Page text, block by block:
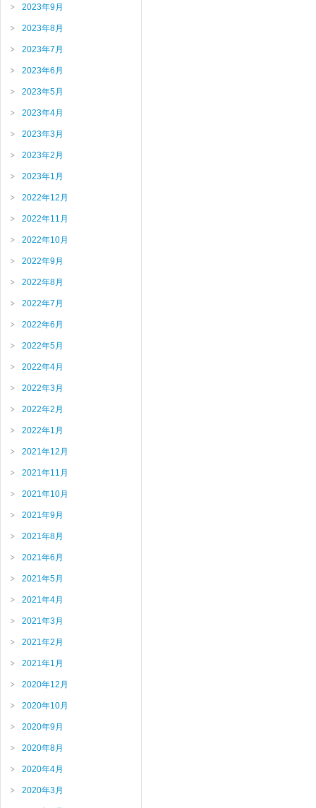
2023年9月
2023年8月
2023年7月
2023年6月
2023年5月
2023年4月
2023年3月
2023年2月
2023年1月
2022年12月
2022年11月
2022年10月
2022年9月
2022年8月
2022年7月
2022年6月
2022年5月
2022年4月
2022年3月
2022年2月
2022年1月
2021年12月
2021年11月
2021年10月
2021年9月
2021年8月
2021年6月
2021年5月
2021年4月
2021年3月
2021年2月
2021年1月
2020年12月
2020年10月
2020年9月
2020年8月
2020年4月
2020年3月